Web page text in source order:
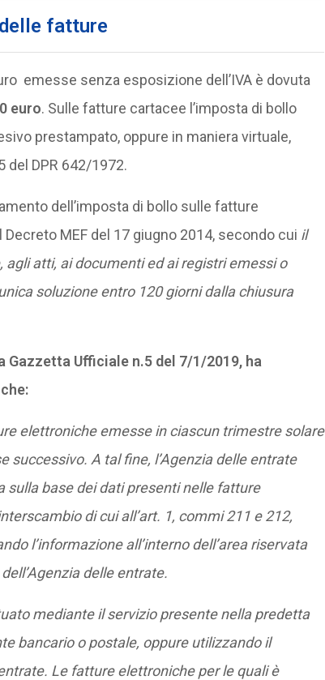
fatture
emesse senza esposizione dell’IVA è dovuta
euro. Sulle fatture cartacee l’imposta di bollo
prestampato, oppure in maniera virtuale,
del DPR 642/1972.
dell’imposta di bollo sulle fatture
MEF del 17 giugno 2014, secondo cui il
atti, ai documenti ed ai registri emessi o
soluzione entro 120 giorni dalla chiusura
Ufficiale n.5 del 7/1/2019, ha
elettroniche emesse in ciascun trimestre solare
A tal fine, l’Agenzia delle entrate
sulla base dei dati presenti nelle fatture
di cui all’art. 1, commi 211 e 212,
l’informazione all’interno dell’area riservata
delle entrate.
mediante il servizio presente nella predetta
bancario o postale, oppure utilizzando il
Le fatture elettroniche per le quali è